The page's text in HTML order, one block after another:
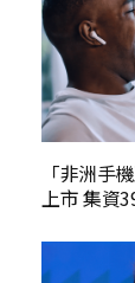
「非洲手
上市 集資